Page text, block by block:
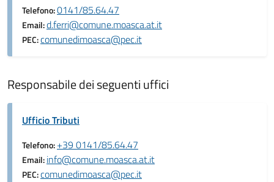
Telefono:0141/85.64.47
Email:d.ferri@comune.moasca.at.it
PEC:comunedimoasca@pec.it
Responsabile dei seguenti uffici
Ufficio Tributi
Telefono:+39 0141/85.64.47
Email:info@comune.moasca.at.it
PEC:comunedimoasca@pec.it